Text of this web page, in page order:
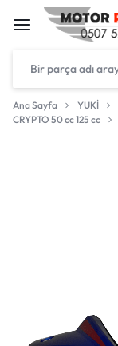
Ana Sayfa YUKİ
CRYPTO 50 cc 125 cc